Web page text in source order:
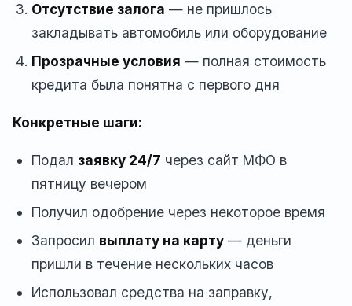
Отсутствие залога — не пришлось
закладывать автомобиль или оборудование
Прозрачные условия — полная стоимость
кредита была понятна с первого дня
Конкретные шаги:
Подал заявку 24/7 через сайт МФО в
пятницу вечером
Получил одобрение через некоторое время
Запросил выплату на карту — деньги
пришли в течение нескольких часов
Использовал средства на заправку,